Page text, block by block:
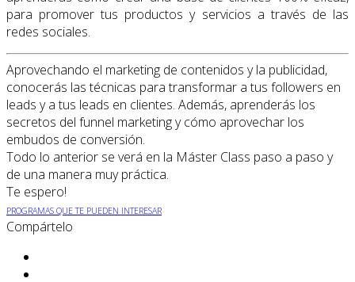
para promover tus productos y servicios a través de las
redes sociales.
Aprovechando el marketing de contenidos y la publicidad,
conocerás las técnicas para transformar a tus followers en
leads y a tus leads en clientes. Además, aprenderás los
secretos del funnel marketing y cómo aprovechar los
embudos de conversión.
Todo lo anterior se verá en la Máster Class paso a paso y
de una manera muy práctica.
Te espero!
PROGRAMAS QUE TE PUEDEN INTERESAR
Compártelo